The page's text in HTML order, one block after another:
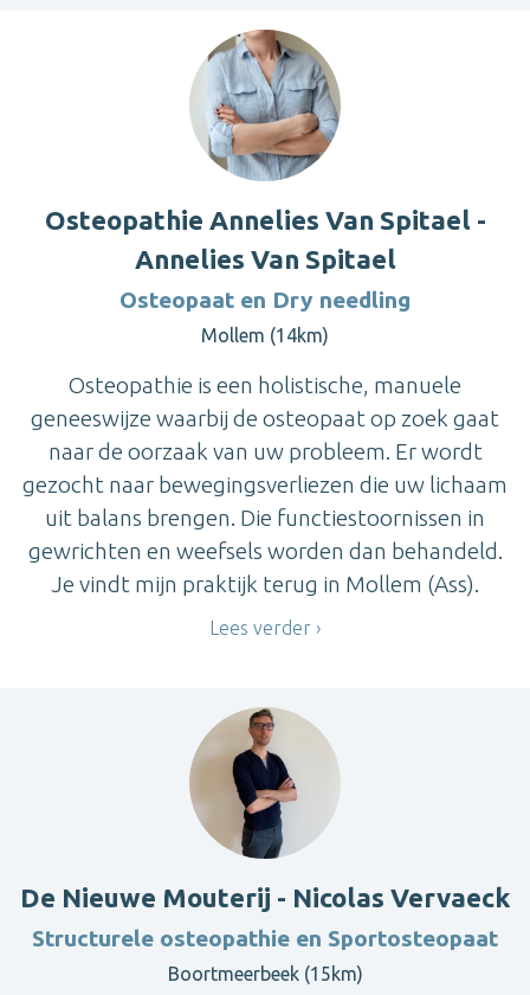
Osteopathie Annelies Van Spitael -
Annelies Van Spitael
Osteopaat en Dry needling
Mollem (14km)
Osteopathie is een holistische, manuele
geneeswijze waarbij de osteopaat op zoek gaat
naar de oorzaak van uw probleem. Er wordt
gezocht naar bewegingsverliezen die uw lichaam
uit balans brengen. Die functiestoornissen in
gewrichten en weefsels worden dan behandeld.
Je vindt mijn praktijk terug in Mollem (Ass).
Lees verder
De Nieuwe Mouterij - Nicolas Vervaeck
Structurele osteopathie en Sportosteopaat
Boortmeerbeek (15km)